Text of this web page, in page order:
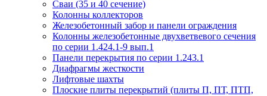
Сваи (35 и 40 сечение)
Колонны коллекторов
Железобетонный забор и панели ограждения
Колонны железобетонные двухветвевого сечения
по серии 1.424.1-9 вып.1
Панели перекрытия по серии 1.243.1
Диафрагмы жесткости
Лифтовые шахты
Плоские плиты перекрытий (плиты П, ПТ, ПТП,